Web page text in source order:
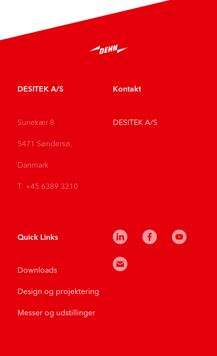
DESITEK A/S
Sunekær 8
5471 Søndersø,
Danmark
T: +45 6389 3210
Kontakt
DESITEK A/S
Quick Links
Downloads
Design og projektering
Messer og udstillinger